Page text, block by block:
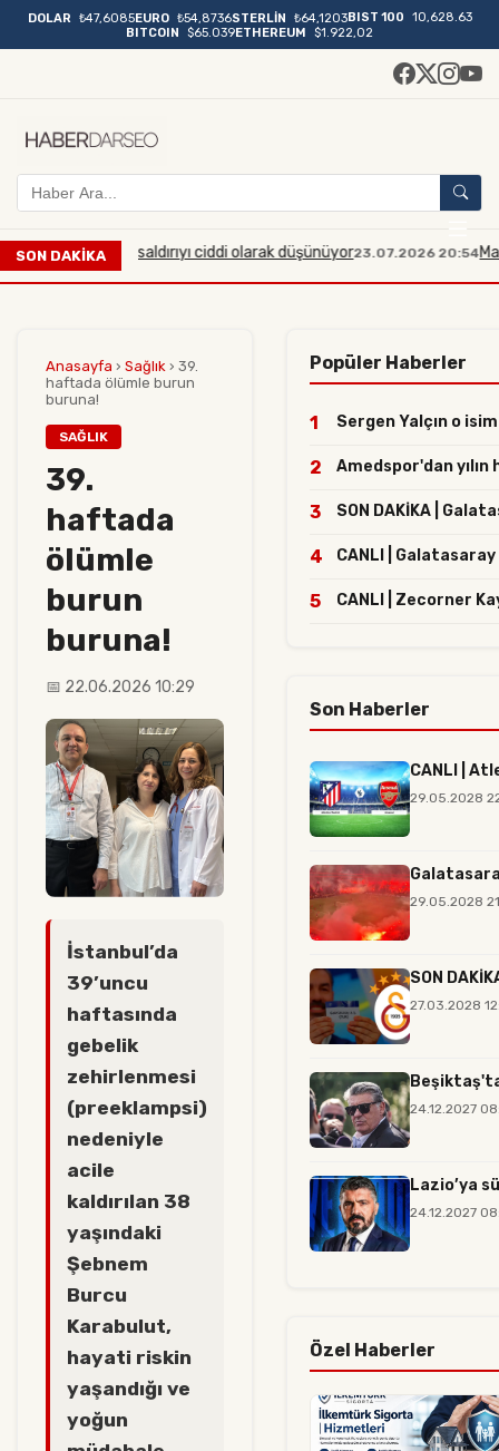
DOLAR ₺47,6085EURO ₺54,8736STERLİN ₺64,1203BIST 100
10,628.63
BITCOIN
$65.039ETHEREUM $1.922,02
SON DAKİKA
bir saldırıyı ciddi olarak düşünüyor23.07.2026 20:54Manisa'da
Anasayfa › Sağlık › 39.
haftada ölümle burun
buruna!
SAĞLIK
39.
haftada
ölümle
burun
buruna!
📅 22.06.2026 10:29
İstanbul’da
39’uncu
haftasında
gebelik
zehirlenmesi
(preeklampsi)
nedeniyle
acile
kaldırılan 38
yaşındaki
Şebnem
Burcu
Karabulut,
hayati riskin
yaşandığı ve
yoğun
Popüler Haberler
1 Sergen Yalçın o
2 Amedspor'dan yılın
3 SON DAKİKA |
4 CANLI |
5 CANLI | Zecorner
Son Haberler
CANLI |
29.05.2028
29.05.2028
SON
27.03.2028
24.12.2027
Lazio’ya
24.12.2027
Özel Haberler